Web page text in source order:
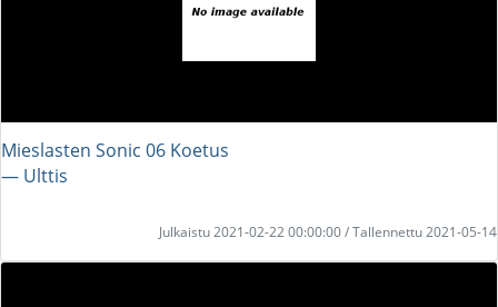
Mieslasten Sonic 06 Koetus
― Ulttis
Julkaistu 2021-02-22 00:00:00 / Tallennettu 2021-05-14